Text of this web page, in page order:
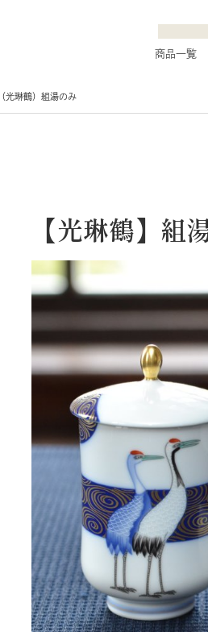
商品一覧
（光琳鶴）組湯のみ
【光琳鶴】組